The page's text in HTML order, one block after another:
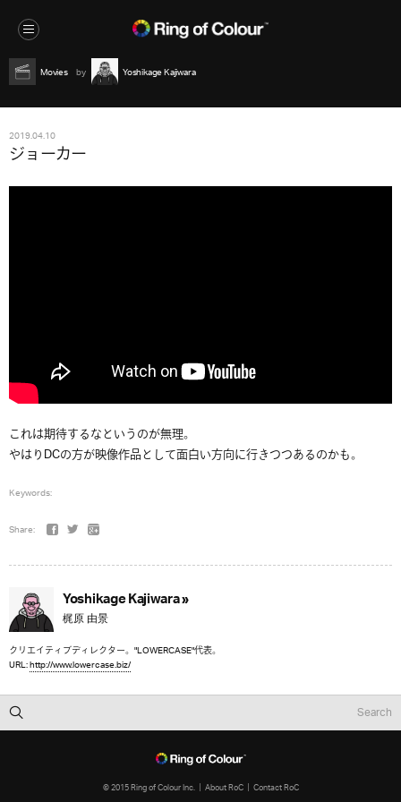
Movies Yoshikage Kajiwara
2019.04.10
ジョーカー
これは期待するなというのが無理。
やはりDCの方が映像作品として面白い方向に行きつつあるのかも。
Keywords:
Share:
Yoshikage Kajiwara »
梶原 由景
クリエイティブディレクター。"LOWERCASE"代表。
URL:http://www.lowercase.biz/
© 2015 Ring of Colour Inc. About RoC Contact RoC